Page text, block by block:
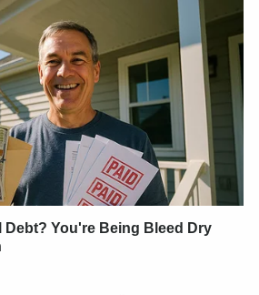
Debt? You're Being Bleed Dry